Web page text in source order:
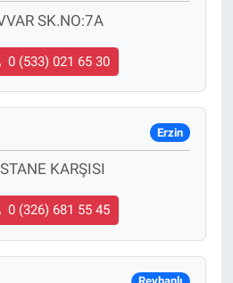
SK.NO:7A
0 (533) 021 65 30
Erzin
KARŞISI
0 (326) 681 55 45